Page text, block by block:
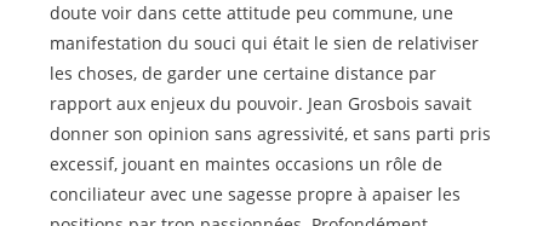
doute voir dans cette attitude peu commune, une
manifestation du souci qui était le sien de relativiser
les choses, de garder une certaine distance par
rapport aux enjeux du pouvoir. Jean Grosbois savait
donner son opinion sans agressivité, et sans parti pris
excessif, jouant en maintes occasions un rôle de
conciliateur avec une sagesse propre à apaiser les